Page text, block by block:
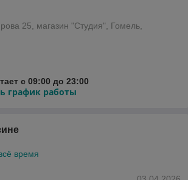
25, магазин "Студия", Гомель,
с 09:00 до 23:00
график работы
время